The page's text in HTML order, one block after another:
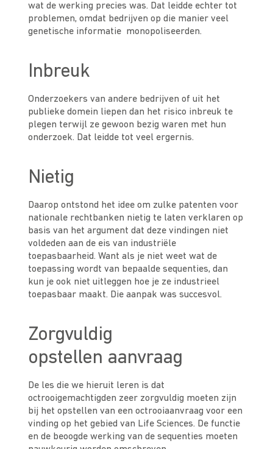
wat de werking precies was. Dat leidde echter tot
problemen, omdat bedrijven op die manier veel
genetische informatie monopoliseerden.
Inbreuk
Onderzoekers van andere bedrijven of uit het
publieke domein liepen dan het risico inbreuk te
plegen terwijl ze gewoon bezig waren met hun
onderzoek. Dat leidde tot veel ergernis.
Nietig
Daarop ontstond het idee om zulke patenten voor
nationale rechtbanken nietig te laten verklaren op
basis van het argument dat deze vindingen niet
voldeden aan de eis van industriële
toepasbaarheid. Want als je niet weet wat de
toepassing wordt van bepaalde sequenties, dan
kun je ook niet uitleggen hoe je ze industrieel
toepasbaar maakt. Die aanpak was succesvol.
Zorgvuldig
opstellen aanvraag
De les die we hieruit leren is dat
octrooigemachtigden zeer zorgvuldig moeten zijn
bij het opstellen van een octrooiaanvraag voor een
vinding op het gebied van Life Sciences. De functie
en de beoogde werking van de sequenties moeten